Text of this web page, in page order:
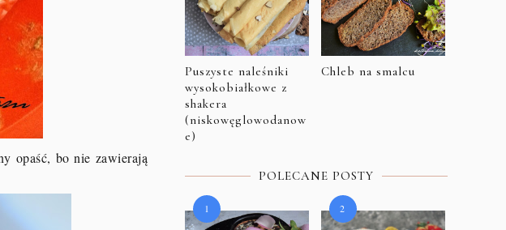
opaść, bo nie zawierają
Puszyste naleśniki
wysokobiałkowe z
shakera
(niskowęglowodanow
e)
Chleb na smalcu
POLECANE POSTY